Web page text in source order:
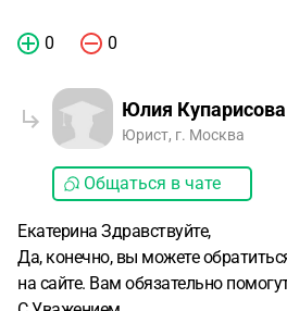
0 0
Юлия Купарисова
Юрист, г. Москва
Общаться в чате
Екатерина Здравствуйте,
Да, конечно, вы можете
на сайте. Вам обязательно